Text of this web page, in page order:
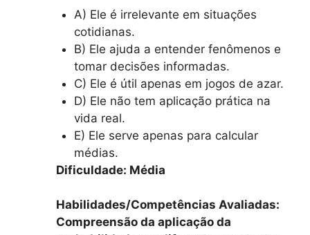
A) Ele é irrelevante em situações
cotidianas.
B) Ele ajuda a entender fenômenos e
tomar decisões informadas.
C) Ele é útil apenas em jogos de azar.
D) Ele não tem aplicação prática na
vida real.
E) Ele serve apenas para calcular
médias.
Dificuldade: Média
Habilidades/Competências Avaliadas:
Compreensão da aplicação da